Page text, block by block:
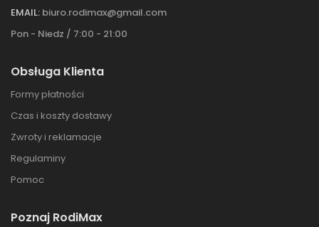
EMAIL: biuro.rodimax@gmail.com
Pon - Niedz / 7:00 - 21:00
Obsługa Klienta
Formy płatności
Czas i koszty dostawy
Zwroty i reklamacje
Regulaminy
Pomoc
Poznaj RodiMax